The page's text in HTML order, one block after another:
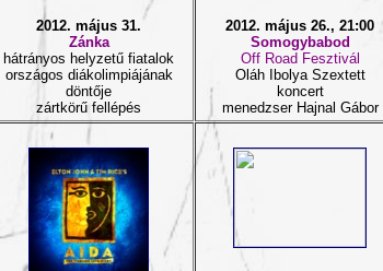
2012. május 31.
Zánka
hátrányos helyzetű fiatalok
országos diákolimpiájának
döntője
zártkörű fellépés
2012. május 26., 21:00
Somogybabod
Off Road Fesztivál
Oláh Ibolya Szextett
koncert
menedzser Hajnal Gábor